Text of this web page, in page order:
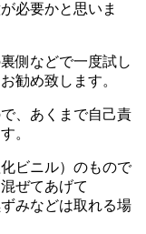
必要かと思いま
側などで一度試し
勧め致します。
、あくまで自己責
。
ビニル）のもので
ぜてあげて
みなどは取れる場